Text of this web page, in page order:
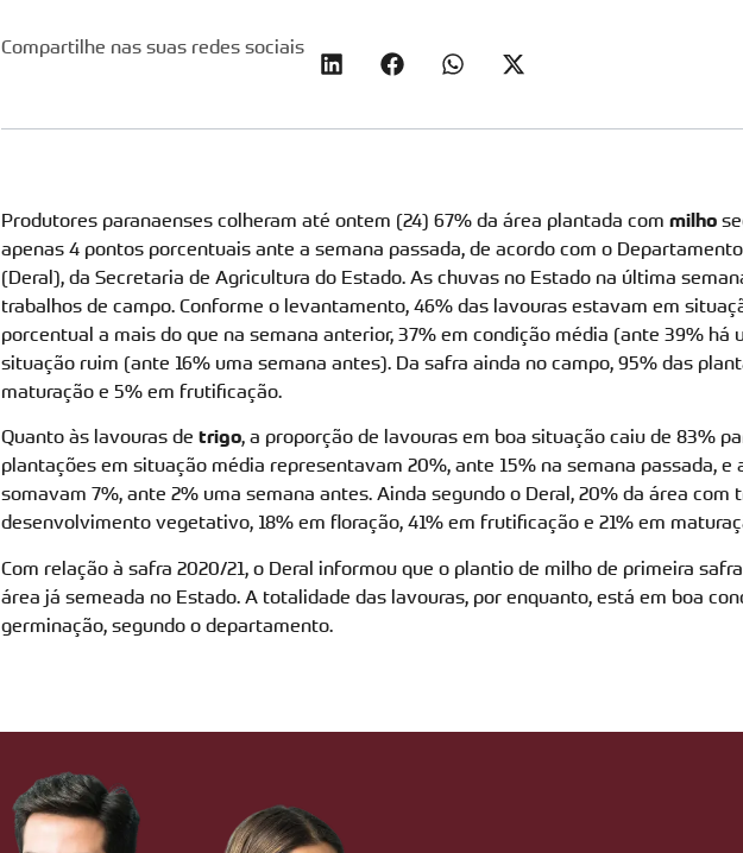
Compartilhe nas suas redes sociais
Produtores paranaenses colheram até ontem (24) 67% da área plantada com milho
apenas 4 pontos porcentuais ante a semana passada, de acordo com o
(Deral), da Secretaria de Agricultura do Estado. As chuvas no Estado na última
trabalhos de campo. Conforme o levantamento, 46% das lavouras estavam em
porcentual a mais do que na semana anterior, 37% em condição média (ante 39% há
situação ruim (ante 16% uma semana antes). Da safra ainda no campo, 95% das
maturação e 5% em frutificação.
Quanto às lavouras de trigo, a proporção de lavouras em boa situação caiu de 83%
plantações em situação média representavam 20%, ante 15% na semana passada, e
somavam 7%, ante 2% uma semana antes. Ainda segundo o Deral, 20% da área com
desenvolvimento vegetativo, 18% em floração, 41% em frutificação e 21% em
Com relação à safra 2020/21, o Deral informou que o plantio de milho de primeira
área já semeada no Estado. A totalidade das lavouras, por enquanto, está em boa
germinação, segundo o departamento.